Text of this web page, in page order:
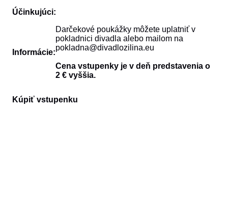
Účinkujúci:
Informácie:
Darčekové poukážky môžete uplatniť v
pokladnici divadla alebo mailom na
pokladna@divadlozilina.eu
Cena vstupenky je v deň predstavenia o
2 € vyššia.
Kúpiť vstupenku